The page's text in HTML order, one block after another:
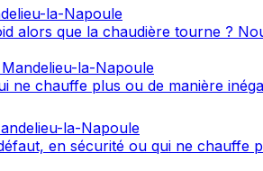
la-Napoule
alors que la chaudière tourne ?
la-Napoule
ne chauffe plus ou de manière
la-Napoule
en sécurité ou qui ne chauffe